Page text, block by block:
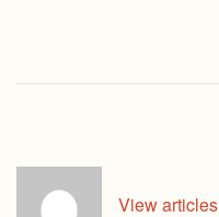
View articles